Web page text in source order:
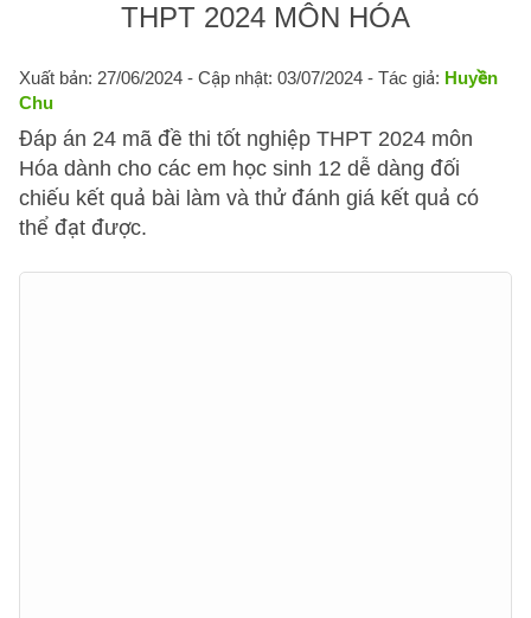
THPT 2024 MÔN HÓA
Xuất bản: 27/06/2024 - Cập nhật: 03/07/2024 - Tác giả: Huyền
Chu
Đáp án 24 mã đề thi tốt nghiệp THPT 2024 môn
Hóa dành cho các em học sinh 12 dễ dàng đối
chiếu kết quả bài làm và thử đánh giá kết quả có
thể đạt được.